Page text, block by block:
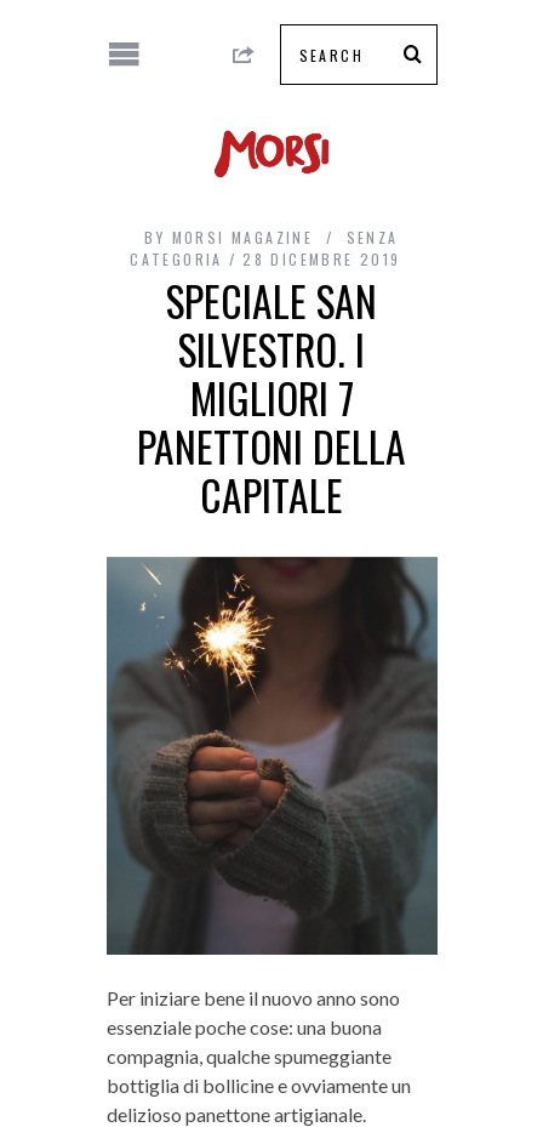
BY MORSI MAGAZINE
SENZA
CATEGORIA
28 DICEMBRE 2019
SPECIALE SAN
SILVESTRO. I
MIGLIORI 7
PANETTONI DELLA
CAPITALE
Per iniziare bene il nuovo anno sono
essenziale poche cose: una buona
compagnia, qualche spumeggiante
bottiglia di bollicine e ovviamente un
delizioso panettone artigianale.